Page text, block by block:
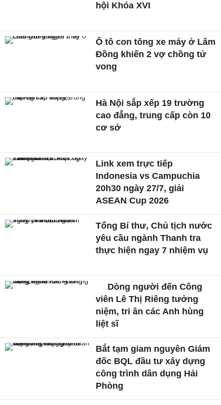
hội Khóa XVI
Ô tô con tông xe máy ở Lâm
Đồng khiến 2 vợ chồng tử
vong
Hà Nội sắp xếp 19 trường
cao đẳng, trung cấp còn 10
cơ sở
Link xem trực tiếp
Indonesia vs Campuchia
20h30 ngày 27/7, giải
ASEAN Cup 2026
Tổng Bí thư, Chủ tịch nước
yêu cầu ngành Thanh tra
thực hiện ngay 7 nhiệm vụ
Dòng người đến Công
viên Lê Thị Riêng tưởng
niệm, tri ân các Anh hùng
liệt sĩ
Bắt tạm giam nguyên Giám
đốc BQL đầu tư xây dựng
công trình dân dụng Hải
Phòng